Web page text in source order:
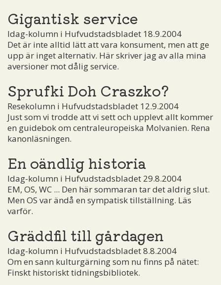
Gigantisk service
Idag-kolumn i Hufvudstadsbladet 18.9.2004
Det är inte alltid lätt att vara konsument, men att ge
upp är inget alternativ. Här skriver jag av alla mina
aversioner mot dålig service.
Sprufki Doh Craszko?
Resekolumn i Hufvudstadsbladet 12.9.2004
Just som vi trodde att vi sett och upplevt allt kommer
en guidebok om centraleuropeiska Molvanien. Rena
kanonläsningen.
En oändlig historia
Idag-kolumn i Hufvudstadsbladet 29.8.2004
EM, OS, WC ... Den här sommaran tar det aldrig slut.
Men OS var ändå en sympatisk tillställning. Läs
varför.
Gräddfil till gårdagen
Idag-kolumn i Hufvudstadsbladet 8.8.2004
Om en sann kulturgärning som nu finns på nätet:
Finskt historiskt tidningsbibliotek.